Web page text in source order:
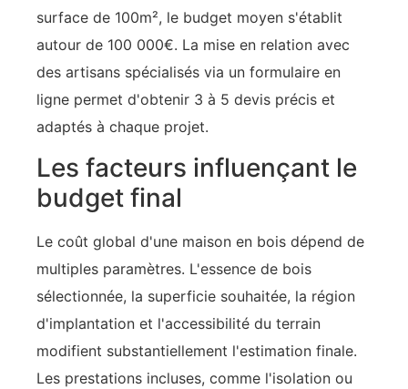
surface de 100m², le budget moyen s'établit
autour de 100 000€. La mise en relation avec
des artisans spécialisés via un formulaire en
ligne permet d'obtenir 3 à 5 devis précis et
adaptés à chaque projet.
Les facteurs influençant le
budget final
Le coût global d'une maison en bois dépend de
multiples paramètres. L'essence de bois
sélectionnée, la superficie souhaitée, la région
d'implantation et l'accessibilité du terrain
modifient substantiellement l'estimation finale.
Les prestations incluses, comme l'isolation ou